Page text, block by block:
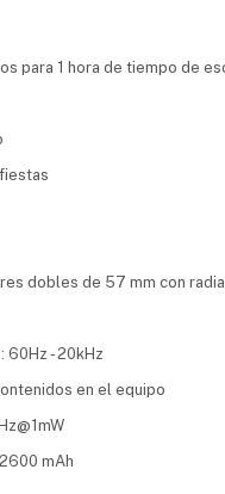
para 1 hora de tiempo de
dobles de 57 mm con
60Hz - 20kHz
en el equipo
mAh